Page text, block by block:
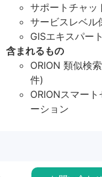
サポートチャッ
サービスレベル
GISエキスパー
含まれるもの
ORION 類似検
件)
ORIONスマー
ーション